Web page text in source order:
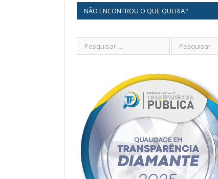
NÃO ENCONTROU O QUE QUERIA?